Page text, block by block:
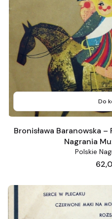
Do
Bronisława Baranowska
Nagrania
Polskie